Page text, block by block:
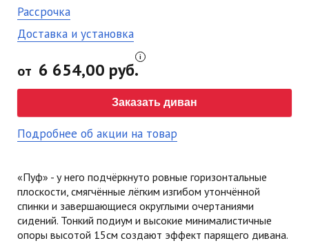
Рассрочка
Доставка и установка
от 6 654,00 руб.
Заказать диван
Подробнее об акции на товар
«Пуф» - у него подчёркнуто ровные горизонтальные
плоскости, смягчённые лёгким изгибом утончённой
спинки и завершающиеся округлыми очертаниями
сидений. Тонкий подиум и высокие минималистичные
опоры высотой 15см создают эффект парящего дивана.